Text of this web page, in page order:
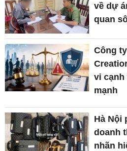
về dự
quan
Công
vi cạnh
mạnh
Hà Nội
doanh
nhãn